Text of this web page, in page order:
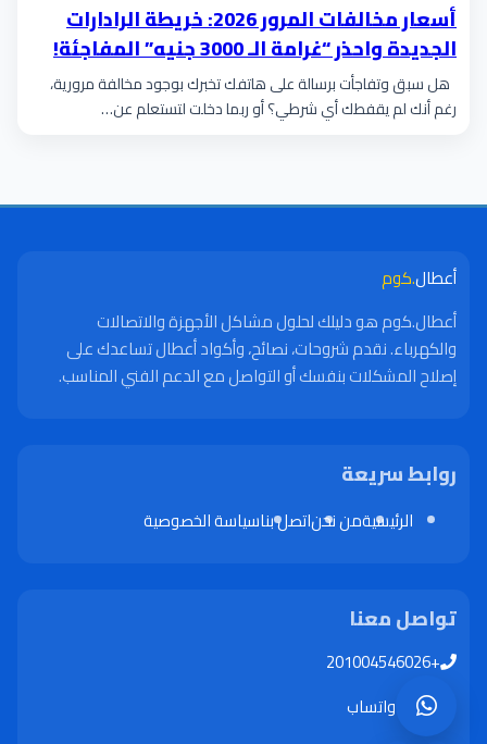
أسعار مخالفات المرور 2026: خريطة الرادارات
الجديدة واحذر “غرامة الـ 3000 جنيه” المفاجئة!
تحديث 24 ديسمبر الجديد
هل سبق وتفاجأت برسالة على هاتفك تخبرك بوجود مخالفة مرورية،
رغم أنك لم يقفطك أي شرطي؟ أو ربما دخلت لتستعلم عن…
أعطال.كوم
أعطال.كوم هو دليلك لحلول مشاكل الأجهزة والاتصالات
والكهرباء. نقدم شروحات، نصائح، وأكواد أعطال تساعدك على
إصلاح المشكلات بنفسك أو التواصل مع الدعم الفني المناسب.
روابط سريعة
الرئيسيةمن نحناتصل بناسياسة الخصوصية
تواصل معنا
+201004546026
واتساب